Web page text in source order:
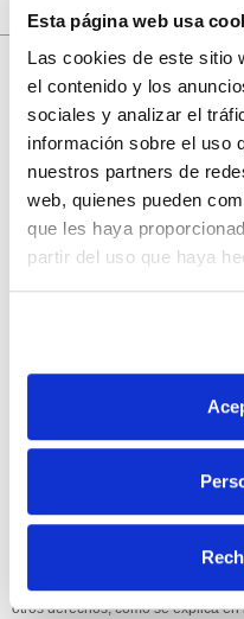
Esta página web usa
Las cookies de este sitio
el contenido y los
sociales y analizar el
información sobre el uso
nuestros partners de
web, quienes pueden
que les haya
partir del uso que haya
10%
con tu
Apúntate a nuestra
Responsable: HIJOS DE JOSÉ
fines comerciales, legitimación:
otros derechos, como se explica